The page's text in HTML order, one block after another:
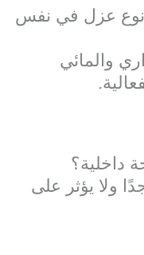
نوع عزل في نفس
والمائي
داخلية؟
ولا يؤثر على